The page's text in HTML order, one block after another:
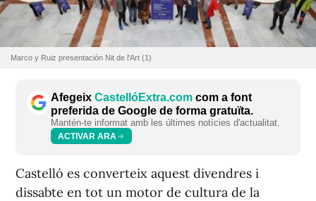
Marco y Ruiz presentación Nit de l'Art (1)
Afegeix CastellóExtra.com com a font
preferida de Google de forma gratuïta.
Mantén-te informat amb les últimes notícies d'actualitat.
ACTIVAR ARA
Castelló es converteix aquest divendres i
dissabte en tot un motor de cultura de la